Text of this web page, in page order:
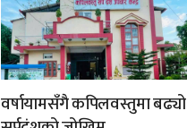
वर्षायामसँगै कपिलवस्तुमा बढ्यो